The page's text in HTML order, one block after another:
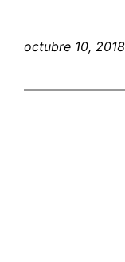
octubre 10, 2018